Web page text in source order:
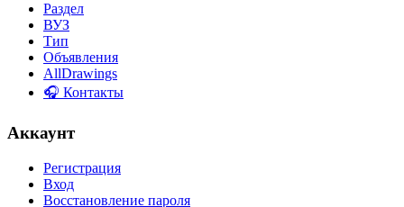
Раздел
ВУЗ
Тип
Объявления
AllDrawings
🎧 Контакты
Аккаунт
Регистрация
Вход
Восстановление пароля